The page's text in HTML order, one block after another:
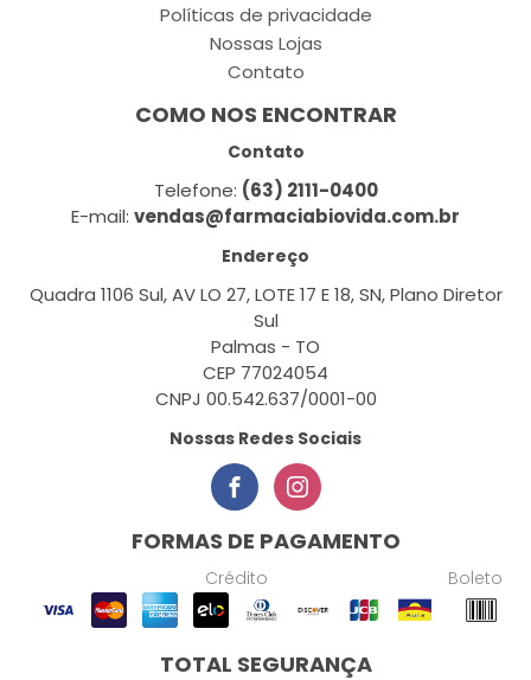
Políticas de privacidade
Nossas Lojas
Contato
COMO NOS ENCONTRAR
Contato
Telefone: (63) 2111-0400
E-mail: vendas@farmaciabiovida.com.br
Endereço
Quadra 1106 Sul, AV LO 27, LOTE 17 E 18, SN, Plano Diretor
Sul
Palmas - TO
CEP 77024054
CNPJ 00.542.637/0001-00
Nossas Redes Sociais
FORMAS DE PAGAMENTO
Crédito Boleto
TOTAL SEGURANÇA